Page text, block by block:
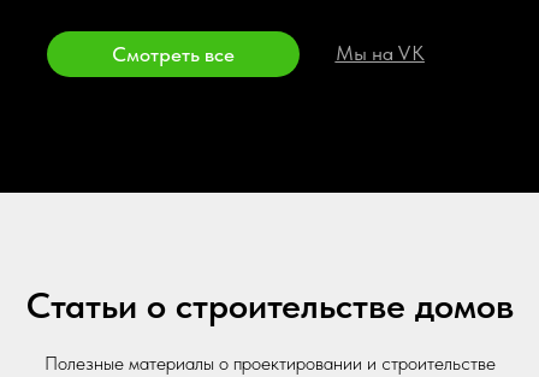
Статьи о строительстве домов
Полезные материалы о проектировании и строительстве